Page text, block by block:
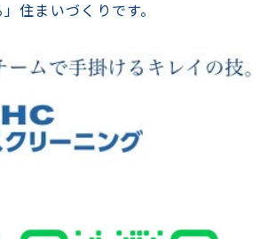
住まいづくりです。